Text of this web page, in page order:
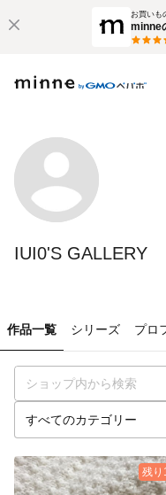
お買いも
minne
IUI0'S GALLERY
作品一覧 シリーズ プロ
残り